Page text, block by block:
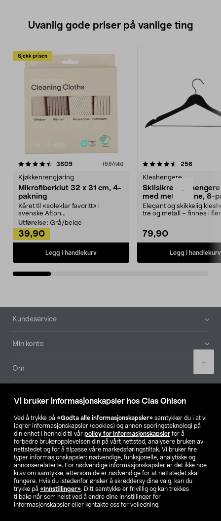
Vi bruker informasjonskapsler hos Clas Ohlson
Ved å trykke på «Godta alle informasjonskapsler» samtykker du i at vi
lagrer informasjonskapsler (cookies) og annen sporingsteknologi på
din enhet i henhold til vår policy for informasjonskapsler for å
forbedre brukeropplevelsen din på vårt nettsted, analysere bruken av
nettstedet og for å tilpasse våre markedsføringstiltak. Vi bruker fire
typer informasjonskapsler: nødvendige, funksjonelle, analytiske og
annonserelaterte. For nødvendige informasjonskapsler er det ikke noe
krav om samtykke, ettersom de er nødvendige for at nettstedet skal
fungere. Hvis du istedenfor ønsker å skreddersy dine valg, kan du
trykke på «Innstillinger». Ditt samtykke er frivillig og kan trekkes
tilbake når som helst ved å endre dine innstillinger for
informasjonskapsler eller kontakte oss for veiledning.
-
+
Uvanlig gode priser på vanlige ting
Sjekk prisen
3809anmeldelser(9,97/stk)
Kjøkkenrengjøring
Mikrofiberklut 32 x 31 cm, 4-
pakning
Kåret til «soleklar favoritt» i
svenske Afton...
Utførelse: Grå/beige
39,90
Legg i handlekurv
4.5av 5 stjerner 256
Kleshengere
Sklisikre
med metallpinne, 8-
Elegant og skikkelig
tre og metall – finnes i
79,90
Legg i handlekurv
4.5av 5 stjerner
Bunntekst
Kundeservice
Min konto
Om
Våre selskaper
Finn din butikk
SE NO FI